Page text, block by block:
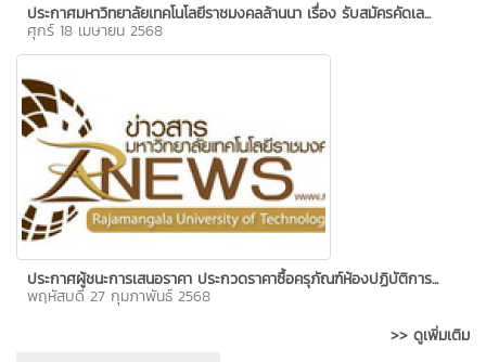
ประกาศมหาวิทยาลัยเทคโนโลยีราชมงคลล้านนา เรื่อง รับสมัครคัดเล...
ศุกร์ 18 เมษายน 2568
ประกาศผู้ชนะการเสนอราคา ประกวดราคาซื้อครุภัณฑ์ห้องปฏิบัติการ...
พฤหัสบดี 27 กุมภาพันธ์ 2568
>> ดูเพิ่มเติม